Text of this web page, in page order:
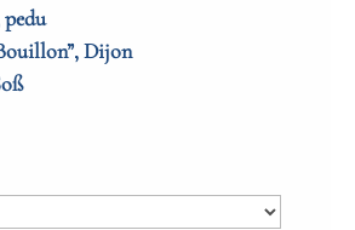
pedu
Dijon